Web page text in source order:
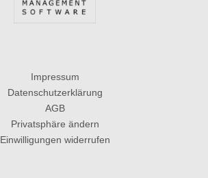
Impressum
Datenschutzerklärung
AGB
Privatsphäre ändern
Einwilligungen widerrufen